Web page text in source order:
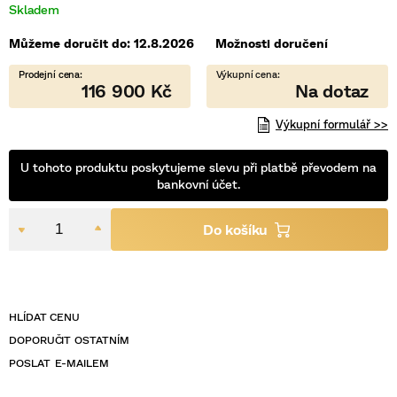
Skladem
POSLAT
5
116 900 Kč
Výkupní formulář >>
U tohoto produktu poskytujeme slevu při platbě převodem na
bankovní účet.
Můžeme doručit do: 12.8.2026 Možnosti doručení